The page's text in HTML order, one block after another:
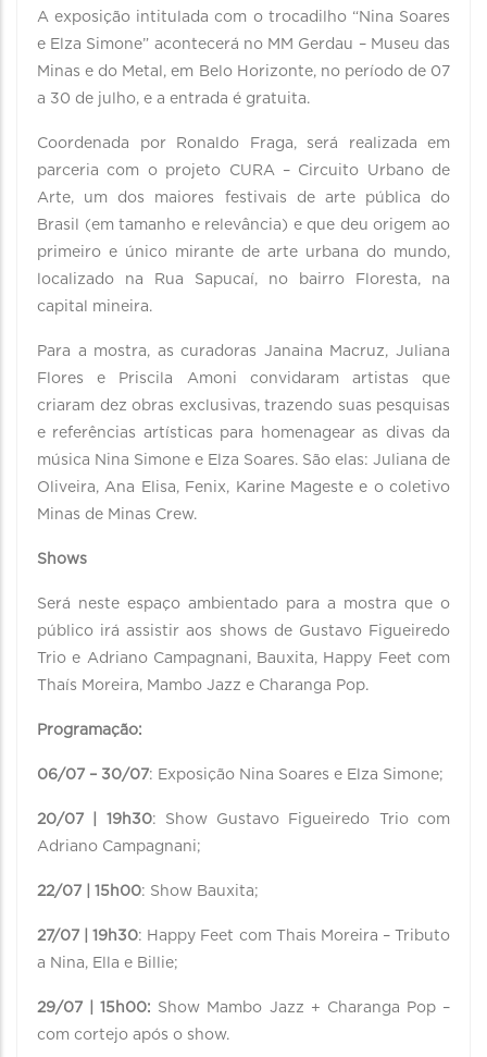
A exposição intitulada com o trocadilho “Nina Soares
e Elza Simone” acontecerá no MM Gerdau – Museu das
Minas e do Metal, em Belo Horizonte, no período de 07
a 30 de julho, e a entrada é gratuita.
Coordenada por Ronaldo Fraga, será realizada em
parceria com o projeto CURA – Circuito Urbano de
Arte, um dos maiores festivais de arte pública do
Brasil (em tamanho e relevância) e que deu origem ao
primeiro e único mirante de arte urbana do mundo,
localizado na Rua Sapucaí, no bairro Floresta, na
capital mineira.
Para a mostra, as curadoras Janaina Macruz, Juliana
Flores e Priscila Amoni convidaram artistas que
criaram dez obras exclusivas, trazendo suas pesquisas
e referências artísticas para homenagear as divas da
música Nina Simone e Elza Soares. São elas: Juliana de
Oliveira, Ana Elisa, Fenix, Karine Mageste e o coletivo
Minas de Minas Crew.
Shows
Será neste espaço ambientado para a mostra que o
público irá assistir aos shows de Gustavo Figueiredo
Trio e Adriano Campagnani, Bauxita, Happy Feet com
Thaís Moreira, Mambo Jazz e Charanga Pop.
Programação:
06/07 – 30/07: Exposição Nina Soares e Elza Simone;
20/07 | 19h30: Show Gustavo Figueiredo Trio com
Adriano Campagnani;
22/07 | 15h00: Show Bauxita;
27/07 | 19h30: Happy Feet com Thais Moreira – Tributo
a Nina, Ella e Billie;
29/07 | 15h00: Show Mambo Jazz + Charanga Pop –
com cortejo após o show.